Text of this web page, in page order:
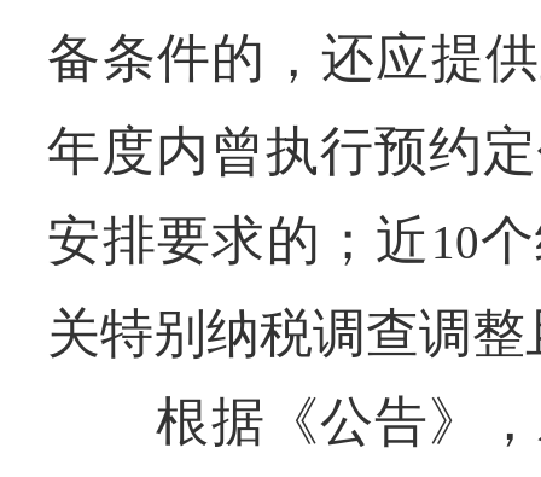
备条件的，还应提
年度内曾执行预约
安排要求的；近 10
关特别纳税调查调
根据《公告》，